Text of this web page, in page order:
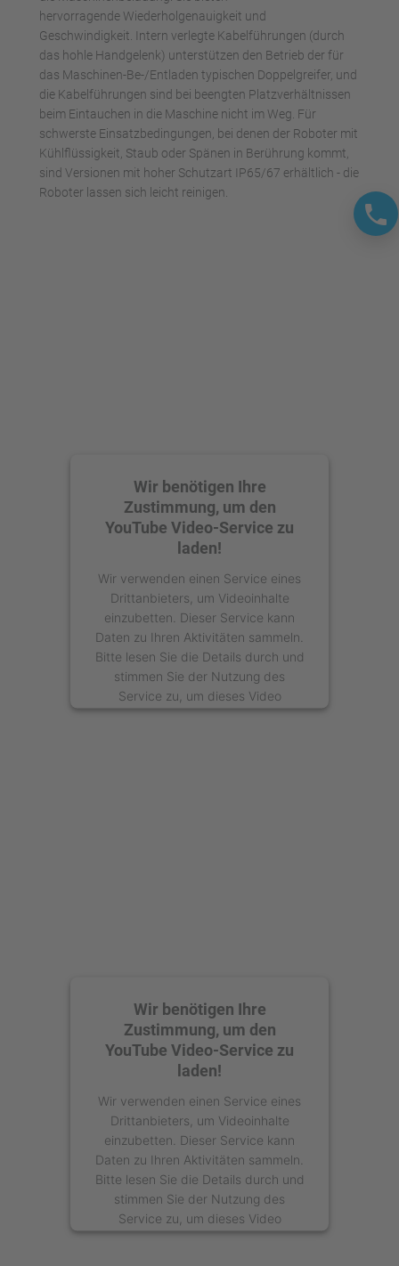
hervorragende Wiederholgenauigkeit und
Geschwindigkeit. Intern verlegte Kabelführungen (durch
das hohle Handgelenk) unterstützen den Betrieb der für
das Maschinen-Be-/Entladen typischen Doppelgreifer, und
die Kabelführungen sind bei beengten Platzverhältnissen
beim Eintauchen in die Maschine nicht im Weg. Für
schwerste Einsatzbedingungen, bei denen der Roboter mit
Kühlflüssigkeit, Staub oder Spänen in Berührung kommt,
sind Versionen mit hoher Schutzart IP65/67 erhältlich - die
Roboter lassen sich leicht reinigen.
Wir benötigen Ihre
Zustimmung, um den
YouTube Video-Service zu
laden!
Wir verwenden einen Service eines
Drittanbieters, um Videoinhalte
einzubetten. Dieser Service kann
Daten zu Ihren Aktivitäten sammeln.
Bitte lesen Sie die Details durch und
stimmen Sie der Nutzung des
Service zu, um dieses Video
anzusehen.
Wir benötigen Ihre
Zustimmung, um den
YouTube Video-Service zu
laden!
Wir verwenden einen Service eines
Drittanbieters, um Videoinhalte
einzubetten. Dieser Service kann
Daten zu Ihren Aktivitäten sammeln.
Bitte lesen Sie die Details durch und
stimmen Sie der Nutzung des
Service zu, um dieses Video
anzusehen.